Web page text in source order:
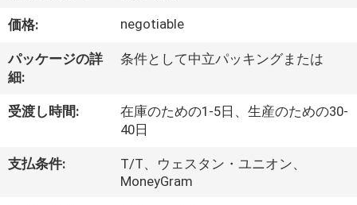
私
た
つ
価格: negotiable
パッケージの詳
細:
条件として中立パッキングまたは
受渡し時間:
在庫のための1-5日、生産のための30-
40日
支払条件:
T/T、ウェスタン・ユニオン、
MoneyGram